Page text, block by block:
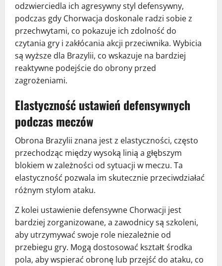
odzwierciedla ich agresywny styl defensywny,
podczas gdy Chorwacja doskonale radzi sobie z
przechwytami, co pokazuje ich zdolność do
czytania gry i zakłócania akcji przeciwnika. Wybicia
są wyższe dla Brazylii, co wskazuje na bardziej
reaktywne podejście do obrony przed
zagrożeniami.
Elastyczność ustawień defensywnych
podczas meczów
Obrona Brazylii znana jest z elastyczności, często
przechodząc między wysoką linią a głębszym
blokiem w zależności od sytuacji w meczu. Ta
elastyczność pozwala im skutecznie przeciwdziałać
różnym stylom ataku.
Z kolei ustawienie defensywne Chorwacji jest
bardziej zorganizowane, a zawodnicy są szkoleni,
aby utrzymywać swoje role niezależnie od
przebiegu gry. Mogą dostosować kształt środka
pola, aby wspierać obronę lub przejść do ataku, co